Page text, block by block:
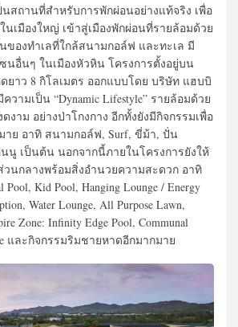
นสถานที่สำหรับการพักผ่อนอย่างแท้จริง เพื่อ
เมืองใหญ่ เข้าสู่เมืองพักผ่อนที่รายล้อมด้วย
ของทำเลที่ใกล้สนามกอล์ฟ และทะเล มี
นอื่นๆ ในเมืองหัวหิน โครงการตั้งอยู่บน
ยาว 8 กิโลเมตร ออกแบบโดย บริษัท แฮบบิ
วามเป็น “Dynamic Lifestyle” รายล้อมด้วย
าม อย่างป่าโกงกาง อีกทั้งยังมีกิจกรรมเพื่อ
าย อาทิ สนามกอล์ฟ, Surf, ขี่ม้า, ปั่น
นู เป็นต้น นอกจากนี้ภายในโครงการยังให้
นกลางพร้อมสิ่งอำนวยความสะดวก อาทิ
Pool, Kid Pool, Hanging Lounge / Energy
Water Lounge, All Purpose Lawn,
Zone: Infinity Edge Pool, Communal
และกิจกรรมริมชายหาดอีกมากมาย